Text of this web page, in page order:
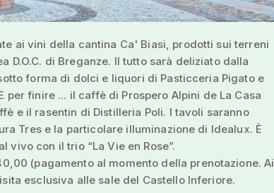
ai vini della cantina Ca' Biasi, prodotti sui terreni
D.O.C. di Breganze. Il tutto sarà deliziato dalla
forma di dolci e liquori di Pasticceria Pigato e
per finire ... il caffè di Prospero Alpini de La Casa
e il rasentin di Distilleria Poli. I tavoli saranno
Tres e la particolare illuminazione di Idealux. È
vivo con il trio “La Vie en Rose”.
(pagamento al momento della prenotazione. Ai
esclusiva alle sale del Castello Inferiore.